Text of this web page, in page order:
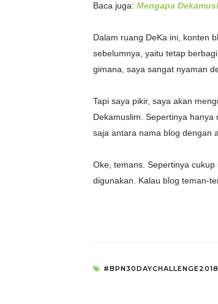
Baca juga: Mengapa
Dalam ruang DeKa ini, konten
sebelumnya, yaitu tetap
gimana, saya sangat nyaman
Tapi saya pikir, saya akan
Dekamuslim. Sepertinya
saja antara nama blog dengan
Oke, temans. Sepertinya
digunakan. Kalau blog teman-
#BPN30DAYCHALLENGE2018